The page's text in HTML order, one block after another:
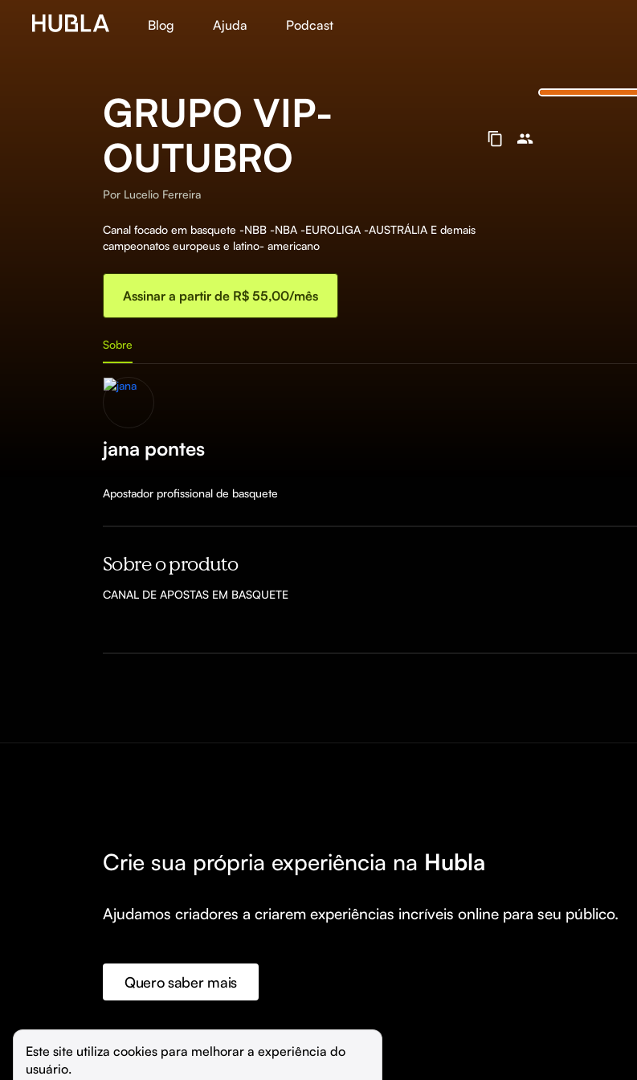
Blog Ajuda Podcast
GRUPO VIP-
OUTUBRO
Por Lucelio Ferreira
Canal focado em basquete -NBB -NBA -EUROLIGA -AUSTRÁLIA E demais
campeonatos europeus e latino- americano
Assinar a partir de R$ 55,00/mês
Sobre
jana pontes
Apostador profissional de basquete
Sobre o produto
CANAL DE APOSTAS EM BASQUETE
Crie sua própria experiência na Hubla
Ajudamos criadores a criarem experiências incríveis online para seu público.
Quero saber mais
©️ Hubla Tecnologia Ltda • 2026
Este site utiliza cookies para melhorar a experiência do
usuário.